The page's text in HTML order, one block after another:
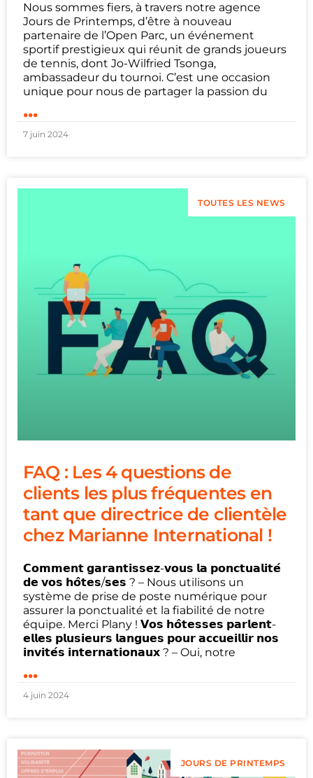
Nous sommes fiers, à travers notre agence
Jours de Printemps, d’être à nouveau
partenaire de l’Open Parc, un événement
sportif prestigieux qui réunit de grands joueurs
de tennis, dont Jo-Wilfried Tsonga,
ambassadeur du tournoi. C’est une occasion
unique pour nous de partager la passion du
...
7 juin 2024
TOUTES LES NEWS
FAQ : Les 4 questions de
clients les plus fréquentes en
tant que directrice de clientèle
chez Marianne International !
𝗖𝗼𝗺𝗺𝗲𝗻𝘁 𝗴𝗮𝗿𝗮𝗻𝘁𝗶𝘀𝘀𝗲𝘇-𝘃𝗼𝘂𝘀 𝗹𝗮 𝗽𝗼𝗻𝗰𝘁𝘂𝗮𝗹𝗶𝘁𝗲́
𝗱𝗲 𝘃𝗼𝘀 𝗵𝗼̂𝘁𝗲𝘀/𝘀𝗲𝘀 ? – Nous utilisons un
système de prise de poste numérique pour
assurer la ponctualité et la fiabilité de notre
équipe. Merci Plany ! 𝗩𝗼𝘀 𝗵𝗼̂𝘁𝗲𝘀𝘀𝗲𝘀 𝗽𝗮𝗿𝗹𝗲𝗻𝘁-
𝗲𝗹𝗹𝗲𝘀 𝗽𝗹𝘂𝘀𝗶𝗲𝘂𝗿𝘀 𝗹𝗮𝗻𝗴𝘂𝗲𝘀 𝗽𝗼𝘂𝗿 𝗮𝗰𝗰𝘂𝗲𝗶𝗹𝗹𝗶𝗿 𝗻𝗼𝘀
𝗶𝗻𝘃𝗶𝘁𝗲́𝘀 𝗶𝗻𝘁𝗲𝗿𝗻𝗮𝘁𝗶𝗼𝗻𝗮𝘂𝘅 ? – Oui, notre
...
4 juin 2024
JOURS DE PRINTEMPS